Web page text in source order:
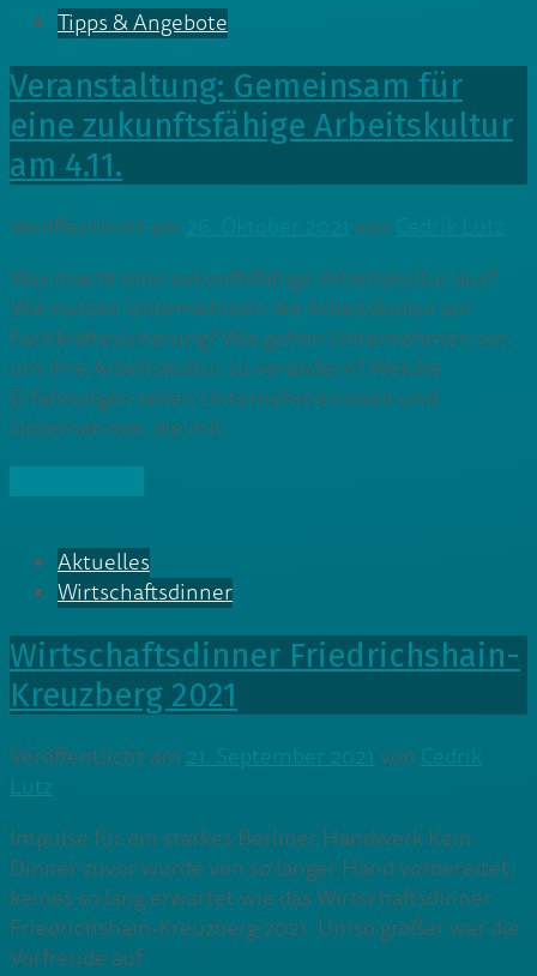
Tipps & Angebote
Veranstaltung: Gemeinsam für
eine zukunftsfähige Arbeitskultur
am 4.11.
Veröffentlicht am von
Was macht eine zukunftsfähige Arbeitskultur aus?
Wie nutzen Unternehmen die Arbeitskultur zur
Fachkräftesicherung? Wie gehen Unternehmen vor,
um ihre Arbeitskultur zu verändern? Welche
Erfahrungen teilen Unternehmerinnen und
Unternehmer, die mit
Aktuelles
Wirtschaftsdinner
Wirtschaftsdinner Friedrichshain-
Kreuzberg 2021
Veröffentlicht am 21. September 2021von Cedrik
Lutz
Impulse für ein starkes Berliner Handwerk Kein
Dinner zuvor wurde von so langer Hand vorbereitet,
keines so lang erwartet wie das Wirtschaftsdinner
Friedrichshain-Kreuzberg 2021. Umso größer war die
Vorfreude auf